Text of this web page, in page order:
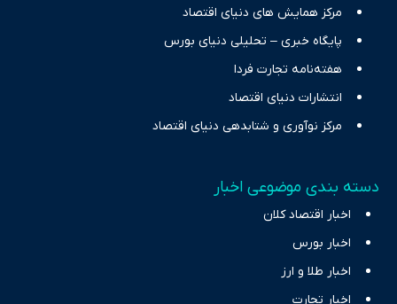
مرکز همایش های دنیای اقتصاد
پایگاه خبری – تحلیلی دنیای بورس
هفته‌نامه تجارت فردا
انتشارات دنیای اقتصاد
مرکز نوآوری و شتابدهی دنیای اقتصاد
دسته بندی موضوعی اخبار
اخبار اقتصاد کلان
اخبار بورس
اخبار طلا و ارز
اخبار تجارت